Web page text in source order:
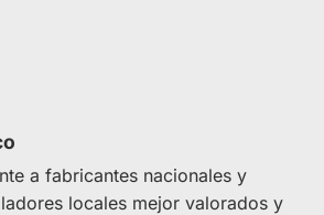
a fabricantes nacionales y
locales mejor valorados y